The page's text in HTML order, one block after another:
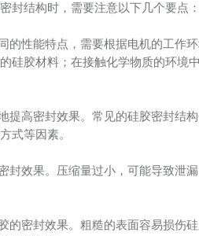
封结构时，需要注意以下几个要点：
的性能特点，需要根据电机的工作
硅胶材料；在接触化学物质的环境
提高密封效果。常见的硅胶密封结
式等因素。
封效果。压缩量过小，可能导致泄
的密封效果。粗糙的表面容易损伤